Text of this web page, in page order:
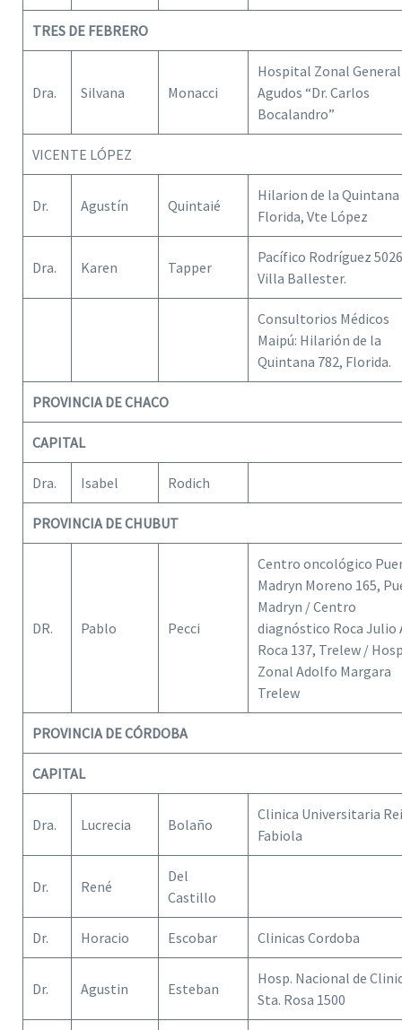
TRES DE FEBRERO
Dra. Silvana Monacci
Hospital Zonal
Agudos “Dr. Carlos
Bocalandro”
VICENTE LÓPEZ
Dr. Agustín Quintaié
Hilarion de la Quintana
Florida, Vte López
Dra. Karen Tapper
Pacífico Rodríguez
Villa Ballester.
Consultorios Médicos
Maipú: Hilarión de la
Quintana 782, Florida.
PROVINCIA DE CHACO
CAPITAL
Dra. Isabel Rodich
PROVINCIA DE CHUBUT
DR. Pablo Pecci
Centro oncológico
Madryn Moreno 165,
Madryn / Centro
diagnóstico Roca Julio
Roca 137, Trelew /
Zonal Adolfo Margara
Trelew
PROVINCIA DE CÓRDOBA
CAPITAL
Dra. Lucrecia Bolaño
Clinica Universitaria
Fabiola
Dr. René
Del
Castillo
Dr. Horacio Escobar Clinicas Cordoba
Dr. Agustin Esteban
Hosp. Nacional de
Sta. Rosa 1500